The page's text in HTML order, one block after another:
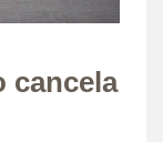
cancela